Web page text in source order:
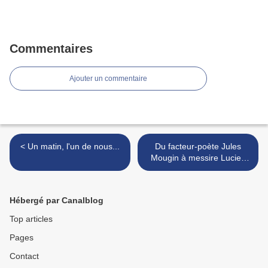
Commentaires
Ajouter un commentaire
< Un matin, l'un de nous...
Du facteur-poète Jules
Mougin à messire Lucien
Henry >
Hébergé par Canalblog
Top articles
Pages
Contact